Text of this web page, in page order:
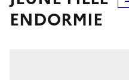
ENDORMIE